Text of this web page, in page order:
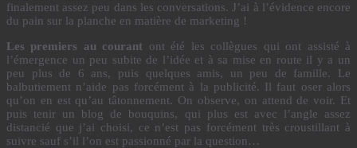
finalement assez peu dans les conversations. J’ai à l’évidence encore
du pain sur la planche en matière de marketing !
Les premiers au courant ont été les collègues qui ont assisté à
l’émergence un peu subite de l’idée et à sa mise en route il y a un
peu plus de 6 ans, puis quelques amis, un peu de famille. Le
balbutiement n’aide pas forcément à la publicité. Il faut oser alors
qu’on en est qu’au tâtonnement. On observe, on attend de voir. Et
puis tenir un blog de bouquins, qui plus est avec l’angle assez
distancié que j’ai choisi, ce n’est pas forcément très croustillant à
suivre sauf s’il l’on est passionné par la question…